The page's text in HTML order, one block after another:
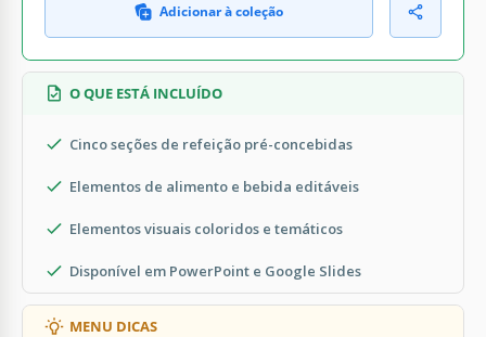
Adicionar à coleção
O QUE ESTÁ INCLUÍDO
Cinco seções de refeição pré-concebidas
Elementos de alimento e bebida editáveis
Elementos visuais coloridos e temáticos
Disponível em PowerPoint e Google Slides
MENU DICAS